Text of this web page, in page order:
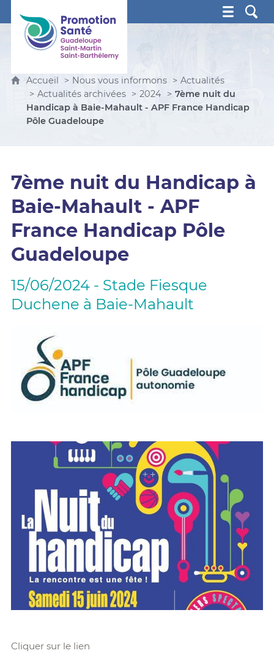
Promotion Santé Guadeloupe, Saint-Martin, Saint
Accueil Nous vous informons
Actualités
Actualités archivées
2024
7ème nuit du
Handicap à Baie-Mahault - APF France Handicap
Pôle Guadeloupe
7ème nuit du Handicap à
Baie-Mahault - APF
France Handicap Pôle
Guadeloupe
15/06/2024 - Stade Fiesque
Duchene à Baie-Mahault
Cliquer sur le lien